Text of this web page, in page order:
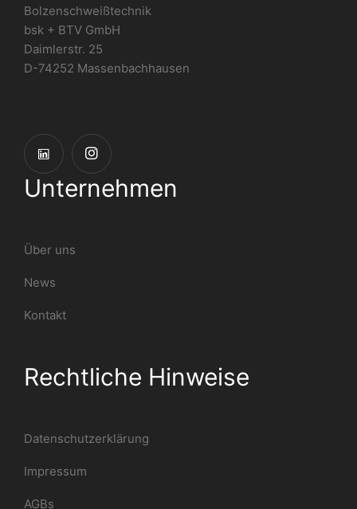
Bolzenschweißtechnik
bsk + BTV GmbH
Daimlerstr. 25
D-74252 Massenbachhausen
Unternehmen
Über uns
News
Kontakt
Rechtliche Hinweise
Datenschutzerklärung
Impressum
AGBs